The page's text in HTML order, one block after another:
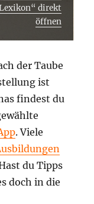
direkt
öffnen
der Taube
ist
findest du
. Viele
du Tipps
doch in die